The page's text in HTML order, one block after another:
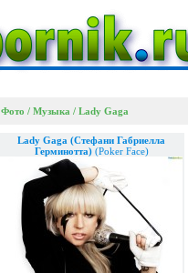
Фото / Музыка / Lady Gaga
Lady Gaga (Стефани Габриелла
Герминотта) (Poker Face)